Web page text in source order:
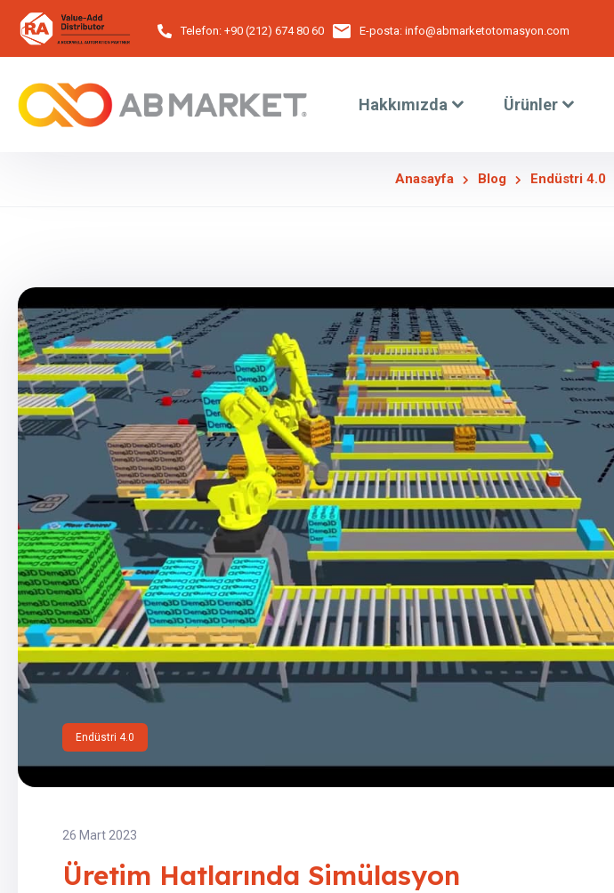
Telefon:+90 (212) 674 80 60 E-posta: info@abmarketotomasyon.com
Hakkımızda Ürünler
Anasayfa Blog Endüstri 4.0
Endüstri 4.0
26 Mart 2023
Üretim Hatlarında Simülasyon